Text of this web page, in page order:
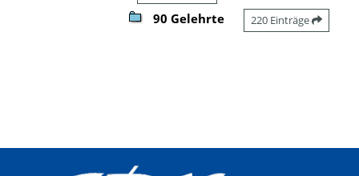
90 Gelehrte 220 Einträge